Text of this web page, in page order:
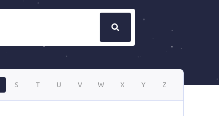
S T U V W X Y Z